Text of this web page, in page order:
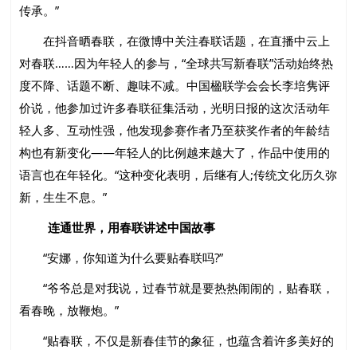
传承。”
在抖音晒春联，在微博中关注春联话题，在直播中云上
对春联……因为年轻人的参与，“全球共写新春联”活动始终热
度不降、话题不断、趣味不减。中国楹联学会会长李培隽评
价说，他参加过许多春联征集活动，光明日报的这次活动年
轻人多、互动性强，他发现参赛作者乃至获奖作者的年龄结
构也有新变化——年轻人的比例越来越大了，作品中使用的
语言也在年轻化。“这种变化表明，后继有人;传统文化历久弥
新，生生不息。”
连通世界，用春联讲述中国故事
“安娜，你知道为什么要贴春联吗?”
“爷爷总是对我说，过春节就是要热热闹闹的，贴春联，
看春晚，放鞭炮。”
“贴春联，不仅是新春佳节的象征，也蕴含着许多美好的